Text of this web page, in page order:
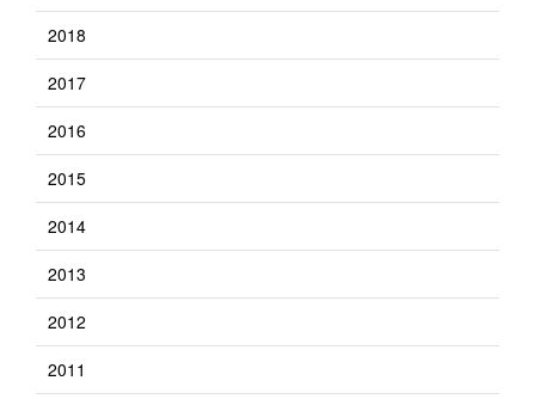
2018
2017
2016
2015
2014
2013
2012
2011